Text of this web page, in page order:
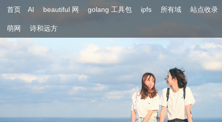
首页 AI beautiful 网 golang 工具包 ipfs 所有域 站点收录
萌网 诗和远方